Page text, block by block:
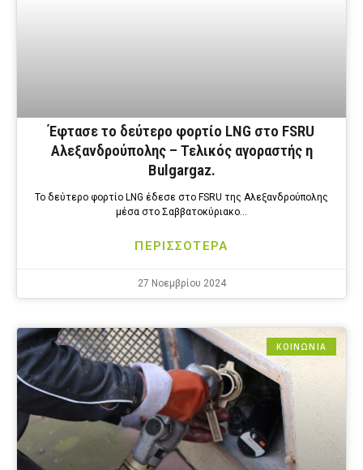
Έφτασε το δεύτερο φορτίο LNG στο FSRU
Αλεξανδρούπολης – Τελικός αγοραστής η
Bulgargaz.
Το δεύτερο φορτίο LNG έδεσε στο FSRU της Αλεξανδρούπολης
μέσα στο Σαββατοκύριακο…
ΠΕΡΙΣΣΟΤΕΡΑ
27 Νοεμβρίου 2024
ΚΟΙΝΩΝΙΑ